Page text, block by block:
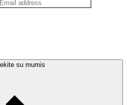
su mumis